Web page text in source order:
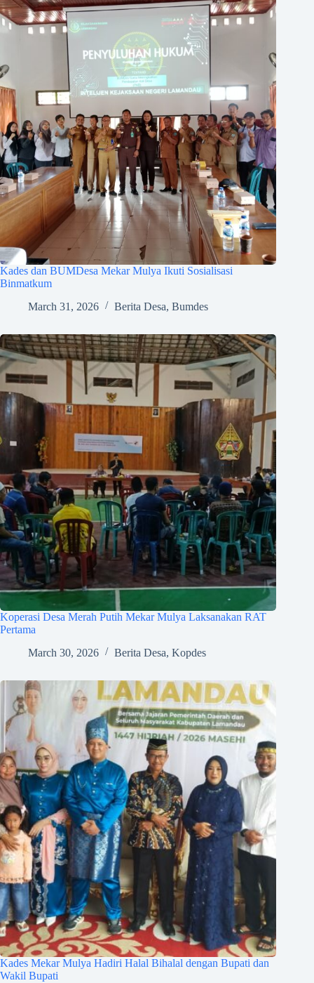
Kades dan BUMDesa Mekar Mulya Ikuti Sosialisasi
Binmatkum
March 31, 2026
Berita Desa, Bumdes
Koperasi Desa Merah Putih Mekar Mulya Laksanakan RAT
Pertama
March 30, 2026
Berita Desa, Kopdes
Kades Mekar Mulya Hadiri Halal Bihalal dengan Bupati dan
Wakil Bupati